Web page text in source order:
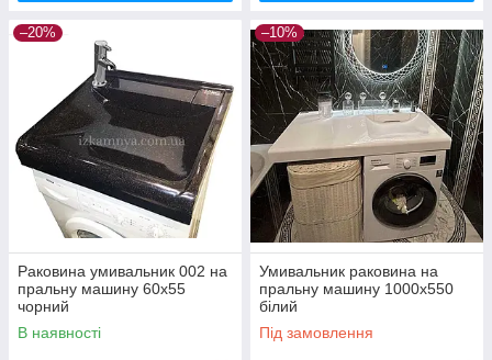
–20%
Раковина умивальник 002 на
пральну машину 60х55
чорний
В наявності
–10%
Умивальник раковина на
пральну машину 1000x550
білий
Під замовлення